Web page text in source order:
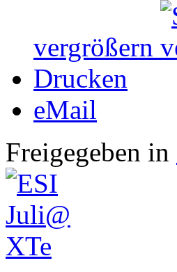
vergrößern
Drucken
eMail
Freigegeben in